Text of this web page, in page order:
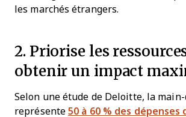
les marchés étrangers.
2. Priorise les
obtenir un impact
Selon une étude de Deloitte, la
représente50 à 60 % des